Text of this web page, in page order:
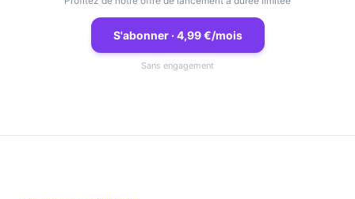
S'abonner · 4,99 €/mois
Sans engagement